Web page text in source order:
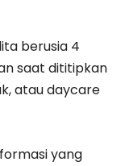
berusia 4
saat dititipkan
atau daycare
yang